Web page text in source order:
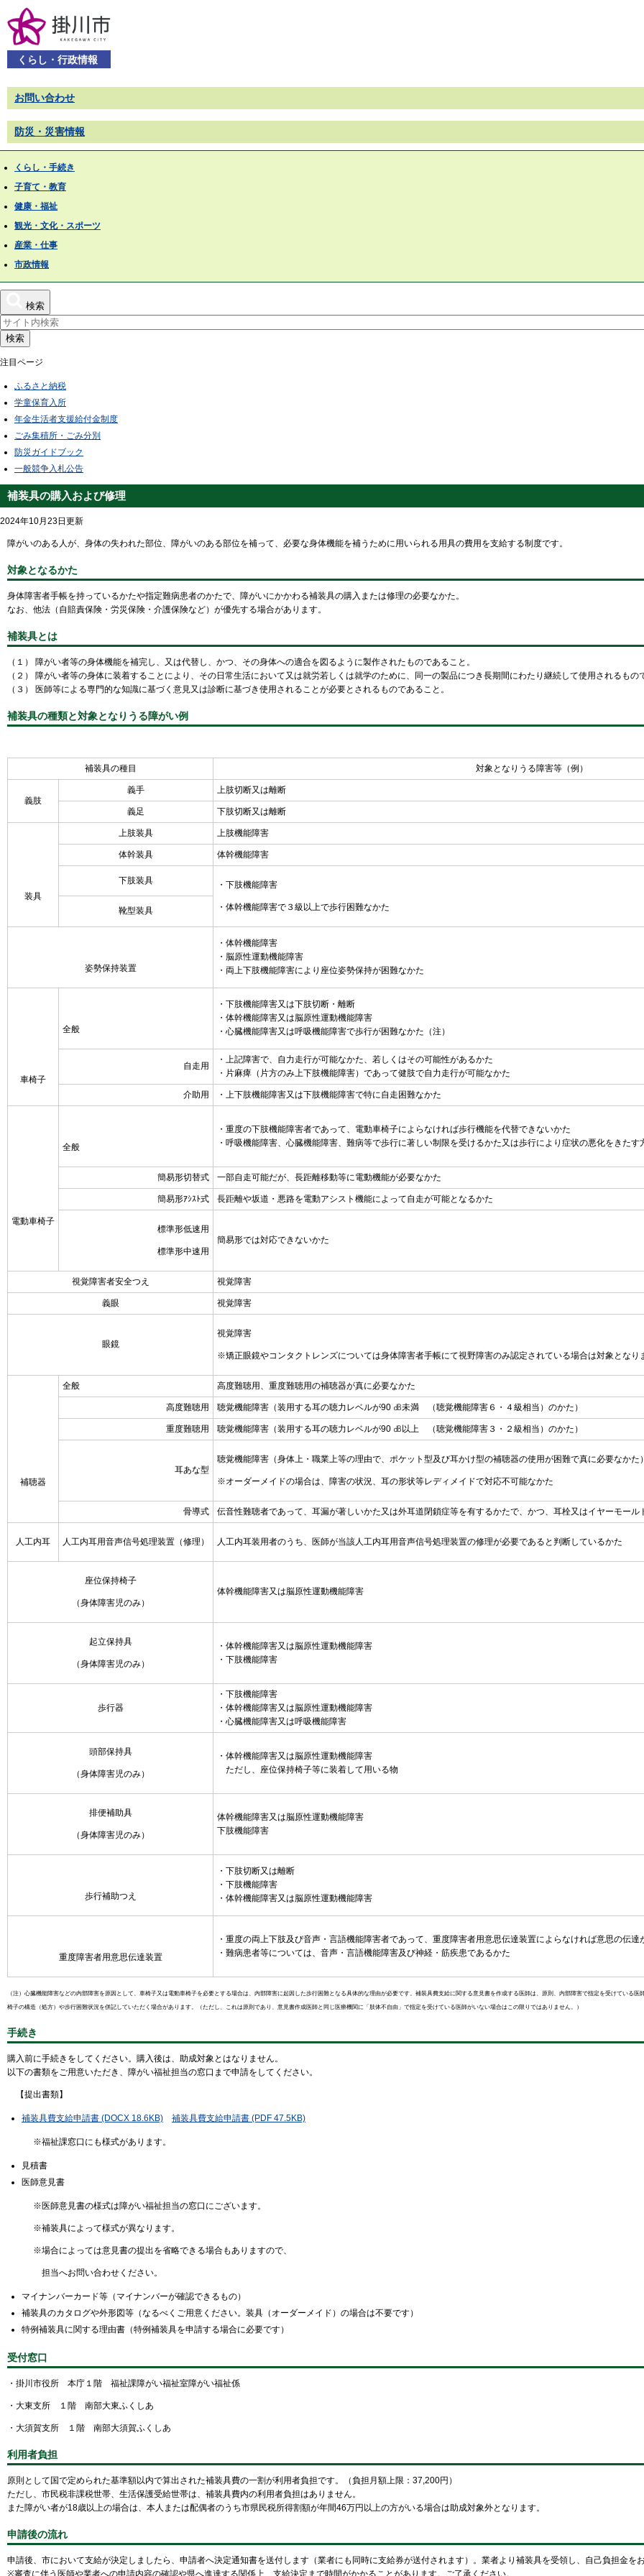
くらし・行政情報
お問い合わせ
防災・災害情報
くらし・手続き
子育て・教育
健康・福祉
観光・文化・スポーツ
産業・仕事
市政情報
検索
検索
注目ページ
ふるさと納税
学童保育入所
年金生活者支援給付金制度
ごみ集積所・ごみ分別
防災ガイドブック
一般競争入札公告
補装具の購入および修理
2024年10月23日更新
障がいのある人が、身体の失われた部位、障がいのある部位を補って、必要な身体機能を補うために用いられる用具の費用を支給する制度です。
対象となるかた
身体障害者手帳を持っているかたや指定難病患者のかたで、障がいにかかわる補装具の購入または修理の必要なかた。
なお、他法（自賠責保険・労災保険・介護保険など）が優先する場合があります。
補装具とは
（１） 障がい者等の身体機能を補完し、又は代替し、かつ、その身体への適合を図るように製作されたものであること。
（２） 障がい者等の身体に装着することにより、 その日常生活において又は就労若しくは就学のために、同一の製品につき長期間にわたり継続して使用 されるもの
（３）
医師等による専門的な知識に基づく意見又は診断に基づき使用されることが必要とされるものであること。
補装具の種類と対象となりうる障がい例
補装具の種目 対象となりうる障害等（例）
義肢
義手 上肢切断又は離断
義足 下肢切断又は離断
装具
上肢装具 上肢機能障害
体幹装具 体幹機能障害
下肢装具 ・下肢機能障害
・体幹機能障害で３級以上で歩行困難なかた
靴型装具
姿勢保持装置
・体幹機能障害
・脳原性運動機能障害
・両上下肢機能障害により座位姿勢保持が困難なかた
車椅子
全般
・下肢機能障害又は下肢切断・離断
・体幹機能障害又は脳原性運動機能障害
・心臓機能障害又は呼吸機能障害で歩行が困難なかた（注）
自走用
・上記障害で、自力走行が可能なかた、若しくはその可能性があるかた
・片麻痺（片方のみ上下肢機能障害）であって健肢で自力走行が可能なかた
介助用 ・上下肢機能障害又は下肢機能障害で特に自走困難なかた
電動車椅子
全般
・重度の下肢機能障害者であって、電動車椅子によらなければ歩行機能を代替できないかた
・呼吸機能障害、心臓機能障害、難病等で歩行に著しい制限を受けるかた又は歩行により症状の悪化をきたす
簡易形切替式 一部自走可能だが、長距離移動等に電動機能が必要なかた
簡易形ｱｼｽﾄ式 長距離や坂道・悪路を電動アシスト機能によって自走が可能となるかた
標準形低速用
標準形中速用
簡易形では対応できないかた
視覚障害者安全つえ 視覚障害
義眼 視覚障害
眼鏡
視覚障害
※矯正眼鏡やコンタクトレンズについては身体障害者手帳にて視野障害のみ認定されている場合は対象となり
補聴器
全般 高度難聴用、重度難聴用の補聴器が真に必要なかた
高度難聴用 聴覚機能障害（装用する耳の聴力レベルが90 ㏈未満 （聴覚機能障害６・４級相当）のかた）
重度難聴用 聴覚機能障害（装用する耳の聴力レベルが90 ㏈以上 （聴覚機能障害３・２級相当）のかた）
耳あな型
聴覚機能障害（身体上・職業上等の理由で、ポケット型及び耳かけ型の補聴器の使用が困難で真に必要なかた）
※オーダーメイドの場合は、障害の状況、耳の形状等レディメイドで対応不可能なかた
骨導式 伝音性難聴者であって、耳漏が著しいかた又は外耳道閉鎖症等を有するかたで、かつ、耳栓又はイヤーモール
人工内耳 人工内耳用音声信号処理装置（修理） 人工内耳装用者のうち、医師が当該人工内耳用音声信号処理装置の修理が必要であると判断しているかた
座位保持椅子
（身体障害児のみ）
体幹機能障害又は脳原性運動機能障害
起立保持具
（身体障害児のみ）
・体幹機能障害又は脳原性運動機能障害
・下肢機能障害
歩行器
・下肢機能障害
・体幹機能障害又は脳原性運動機能障害
・心臓機能障害又は呼吸機能障害
頭部保持具
（身体障害児のみ）
・体幹機能障害又は脳原性運動機能障害
ただし、座位保持椅子等に装着して用いる物
排便補助具
（身体障害児のみ）
体幹機能障害又は脳原性運動機能障害
下肢機能障害
歩行補助つえ
・下肢切断又は離断
・下肢機能障害
・体幹機能障害又は脳原性運動機能障害
重度障害者用意思伝達装置
・重度の両上下肢及び音声・言語機能障害者であって、重度障害者用意思伝達装置によらなければ意思の伝達
・難病患者等については、音声・言語機能障害及び神経・筋疾患であるかた
（注）心臓機能障害などの内部障害を原因として、車椅子又は電動車椅子を必要とする場合は、内部障害に起因した歩行困難となる具体的な理由が必要です。補装具費支給に関する意見書を作成する医師は、原則、内部障害で指定を受けている
椅子の構造（処方）や歩行困難状況を併記していただく場合があります。（ただし、これは原則であり、意見書作成医師と同じ医療機関に「肢体不自由」で指定を受けている医師がいない場合はこの限りではありません。）
手続き
購入前に手続きをしてください。購入後は、助成対象とはなりません。
以下の書類をご用意いただき、障がい福祉担当の窓口まで申請をしてください。
【提出書類】
補装具費支給申請書 (DOCX 18.6KB) 補装具費支給申請書 (PDF 47.5KB)
※福祉課窓口にも様式があります。
見積書
医師意見書
※医師意見書の様式は障がい福祉担当の窓口にございます。
※補装具によって様式が異なります。
※場合によっては意見書の提出を省略できる場合もありますので、
担当へお問い合わせください。
マイナンバーカード等（マイナンバーが確認できるもの）
補装具のカタログや外形図等（なるべくご用意ください。装具（オーダーメイド）の場合は不要です）
特例補装具に関する理由書（特例補装具を申請する場合に必要です）
受付窓口
・掛川市役所 本庁１階 福祉課障がい福祉室障がい福祉係
・大東支所 １階 南部大東ふくしあ
・大須賀支所 １階 南部大須賀ふくしあ
利用者負担
原則として国で定められた基準額以内で算出された補装具費の一割が利用者負担です。（負担月額上限：37,200円）
ただし、市民税非課税世帯、生活保護受給世帯は、補装具費内の利用者負担はありません。
また障がい者が18歳以上の場合は、本人または配偶者のうち市県民税所得割額が年間46万円以上の方がいる場合は助成対象外となります。
申請後の流れ
申請後、市において支給が決定しましたら、申請者へ決定通知書を送付します（業者にも同時に支給券が送付されます）。業者より補装具を受領し、自己負担金をお
※審査に伴う医師や業者への申請内容の確認や県へ進達する関係上、支給決定まで時間がかかることがあります。ご了承ください。